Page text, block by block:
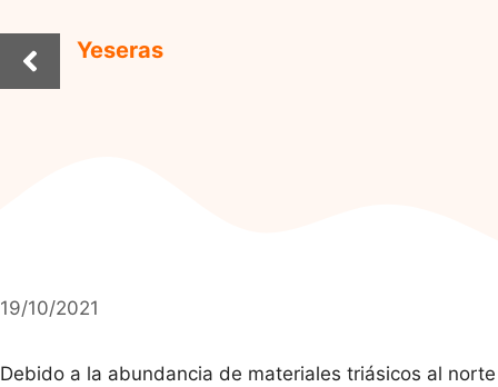
Yeseras
19/10/2021
Debido a la abundancia de materiales triásicos al norte